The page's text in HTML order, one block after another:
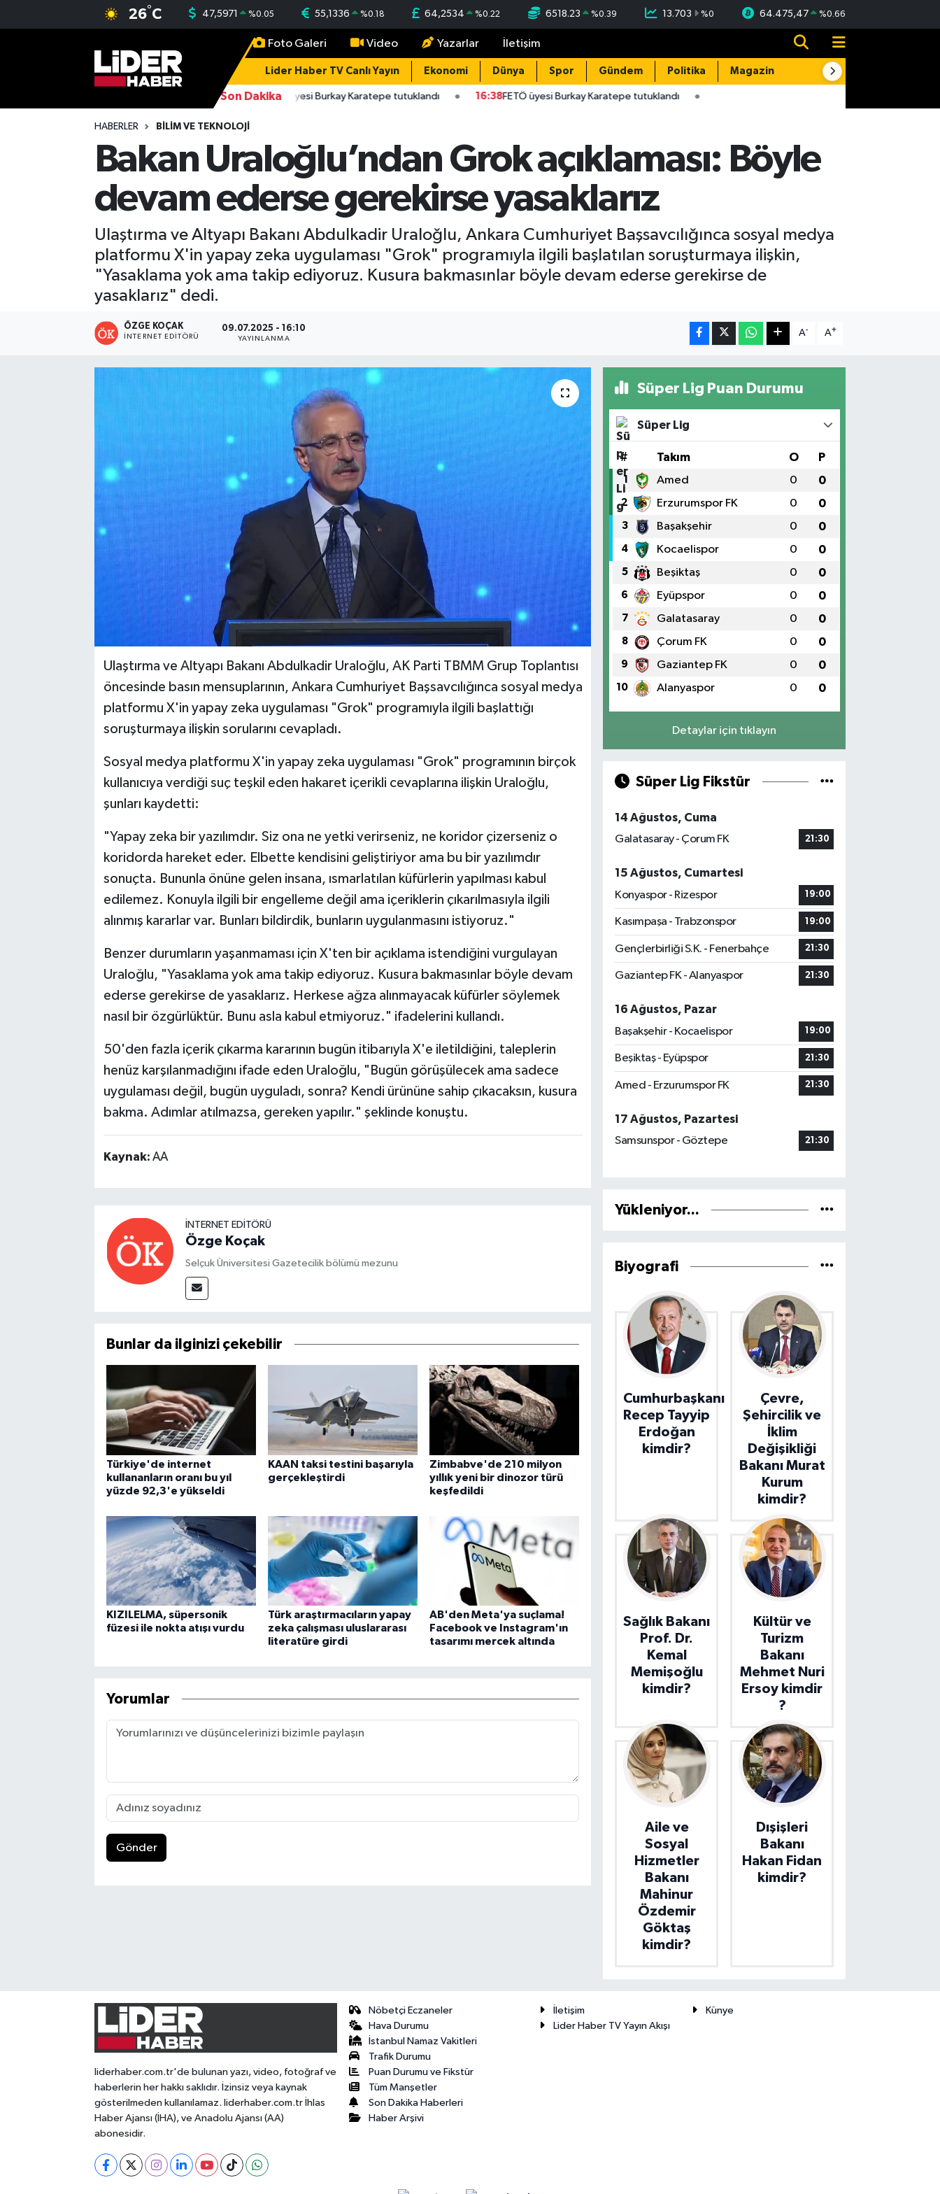
26°C 47,5971 %0.05 55,1336 %0.18 64,2534 %0.22 6518.23 %0.39 13.703 %0 64.475,47 %0.66
Foto Galeri Video Yazarlar İletişim
Lider Haber TV Canlı Yayın Ekonomi Dünya Spor Gündem Politika Magazin Resmi İlanlar
Son Dakika
16:38FETÖ üyesi Burkay Karatepe tutuklandı 16:38FETÖ üyesi Burkay Karatepe tutuklandı
HABERLER BILIM VE TEKNOLOJI
Bakan Uraloğlu’ndan Grok açıklaması: Böyle
devam ederse gerekirse yasaklarız
Ulaştırma ve Altyapı Bakanı Abdulkadir Uraloğlu, Ankara Cumhuriyet Başsavcılığınca sosyal medya
platformu X'in yapay zeka uygulaması "Grok" programıyla ilgili başlatılan soruşturmaya ilişkin,
"Yasaklama yok ama takip ediyoruz. Kusura bakmasınlar böyle devam ederse gerekirse de
yasaklarız" dedi.
ÖZGE KOÇAK
İNTERNET EDITÖRÜ
09.07.2025 - 16:10
YAYINLANMA
A- A+
Ulaştırma ve Altyapı Bakanı Abdulkadir Uraloğlu, AK Parti TBMM Grup Toplantısı
öncesinde basın mensuplarının, Ankara Cumhuriyet Başsavcılığınca sosyal medya
platformu X'in yapay zeka uygulaması "Grok" programıyla ilgili başlattığı
soruşturmaya ilişkin sorularını cevapladı.
Sosyal medya platformu X'in yapay zeka uygulaması "Grok" programının birçok
kullanıcıya verdiği suç teşkil eden hakaret içerikli cevaplarına ilişkin Uraloğlu,
şunları kaydetti:
"Yapay zeka bir yazılımdır. Siz ona ne yetki verirseniz, ne koridor çizerseniz o
koridorda hareket eder. Elbette kendisini geliştiriyor ama bu bir yazılımdır
sonuçta. Bununla önüne gelen insana, ısmarlatılan küfürlerin yapılması kabul
edilemez. Konuyla ilgili bir engelleme değil ama içeriklerin çıkarılmasıyla ilgili
alınmış kararlar var. Bunları bildirdik, bunların uygulanmasını istiyoruz."
Benzer durumların yaşanmaması için X'ten bir açıklama istendiğini vurgulayan
Uraloğlu, "Yasaklama yok ama takip ediyoruz. Kusura bakmasınlar böyle devam
ederse gerekirse de yasaklarız. Herkese ağza alınmayacak küfürler söylemek
nasıl bir özgürlüktür. Bunu asla kabul etmiyoruz." ifadelerini kullandı.
50'den fazla içerik çıkarma kararının bugün itibarıyla X'e iletildiğini, taleplerin
henüz karşılanmadığını ifade eden Uraloğlu, "Bugün görüşülecek ama sadece
uygulaması değil, bugün uyguladı, sonra? Kendi ürününe sahip çıkacaksın, kusura
bakma. Adımlar atılmazsa, gereken yapılır." şeklinde konuştu.
Kaynak: AA
İNTERNET EDITÖRÜ
Özge Koçak
Selçuk Üniversitesi Gazetecilik bölümü mezunu
Bunlar da ilginizi çekebilir
Türkiye'de internet
kullananların oranı bu yıl
yüzde 92,3'e yükseldi
KAAN taksi testini başarıyla
gerçekleştirdi
Zimbabve'de 210 milyon
yıllık yeni bir dinozor türü
keşfedildi
KIZILELMA, süpersonik
füzesi ile nokta atışı vurdu
Türk araştırmacıların yapay
zeka çalışması uluslararası
literatüre girdi
AB'den Meta'ya suçlama!
Facebook ve Instagram'ın
tasarımı mercek altında
Yorumlar
Gönder
Süper Lig Puan Durumu
Süper Lig
# Takım O P
1 Amed 0 0
2 Erzurumspor FK 0 0
3 Başakşehir 0 0
4 Kocaelispor 0 0
5 Beşiktaş 0 0
6 Eyüpspor 0 0
7 Galatasaray 0 0
8 Çorum FK 0 0
9 Gaziantep FK 0 0
10 Alanyaspor 0 0
Detaylar için tıklayın
Süper Lig Fikstür
14 Ağustos, Cuma
Galatasaray - Çorum FK
21:30
15 Ağustos, Cumartesi
Konyaspor - Rizespor
19:00
Kasımpaşa - Trabzonspor 19:00
Gençlerbirliği S.K. - Fenerbahçe 21:30
Gaziantep FK - Alanyaspor 21:30
16 Ağustos, Pazar
Başakşehir - Kocaelispor
19:00
Beşiktaş - Eyüpspor 21:30
Amed - Erzurumspor FK 21:30
17 Ağustos, Pazartesi
Samsunspor - Göztepe
21:30
Yükleniyor...
Biyografi
Cumhurbaşkanı
Recep Tayyip
Erdoğan
kimdir?
Çevre,
Şehircilik ve
İklim
Değişikliği
Bakanı Murat
Kurum
kimdir?
Sağlık Bakanı
Prof. Dr.
Kemal
Memişoğlu
kimdir?
Kültür ve
Turizm
Bakanı
Mehmet Nuri
Ersoy kimdir
?
Aile ve
Sosyal
Hizmetler
Bakanı
Mahinur
Özdemir
Göktaş
kimdir?
Dışişleri
Bakanı
Hakan Fidan
kimdir?
liderhaber.com.tr'de bulunan yazı, video, fotoğraf ve
haberlerin her hakkı saklıdır. İzinsiz veya kaynak
gösterilmeden kullanılamaz. liderhaber.com.tr İhlas
Haber Ajansı (İHA), ve Anadolu Ajansı (AA)
abonesidir.
Nöbetçi Eczaneler
Hava Durumu
İstanbul Namaz Vakitleri
Trafik Durumu
Puan Durumu ve Fikstür
Tüm Manşetler
Son Dakika Haberleri
Haber Arşivi
İletişim
Künye
Lider Haber TV Yayın Akışı
Nöbetçi Eczaneler
Hava Durumu
İstanbul Namaz Vakitleri
Trafik Durumu
Süper Lig Puan Durumu ve Fikstür
Tüm Manşetler
Son Dakika Haberleri
Haber Arşivi